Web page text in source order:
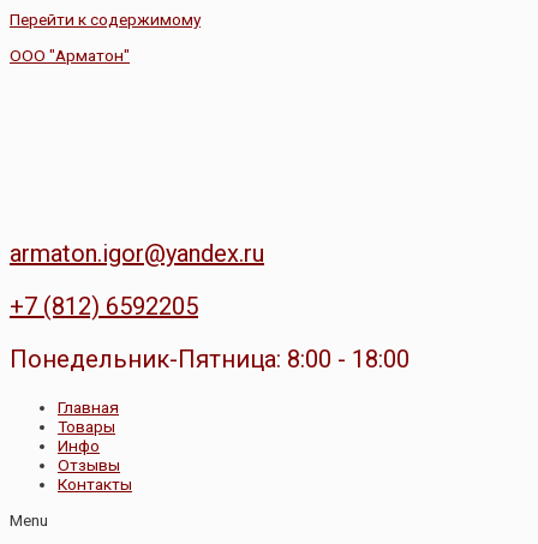
Перейти к содержимому
ООО "Арматон"
armaton.igor@yandex.ru
+7 (812) 6592205
Понедельник-Пятница: 8:00 - 18:00
Главная
Товары
Инфо
Отзывы
Контакты
Menu